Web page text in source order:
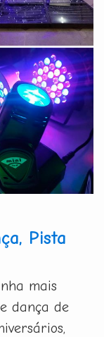
Pista
mais
dança de